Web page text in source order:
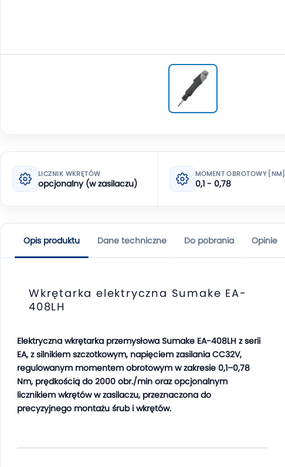
LICZNIK WKRĘTÓW
opcjonalny (w zasilaczu)
MOMENT OBROTOWY [NM]
0,1 - 0,78
Opis produktu Dane techniczne Do pobrania Opinie
Wkrętarka elektryczna Sumake EA-
408LH
Elektryczna wkrętarka przemysłowa Sumake EA-408LH z serii
EA, z silnikiem szczotkowym, napięciem zasilania CC32V,
regulowanym momentem obrotowym w zakresie 0,1–0,78
Nm, prędkością do 2000 obr./min oraz opcjonalnym
licznikiem wkrętów w zasilaczu, przeznaczona do
precyzyjnego montażu śrub i wkrętów.